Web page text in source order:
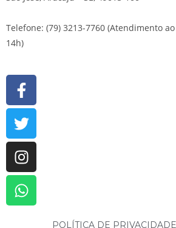
Telefone: (79) 3213-7760 (Atendimento
14h)
POLÍTICA DE PRIVACIDADE